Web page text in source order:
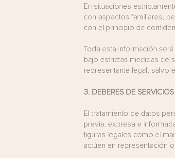
En situaciones
con aspectos familiares,
con el principio de
Toda esta información
bajo estrictas medidas de
representante legal, salvo
3. DEBERES DE
El tratamiento de datos
previa, expresa e
figuras legales como el
actúen en representación